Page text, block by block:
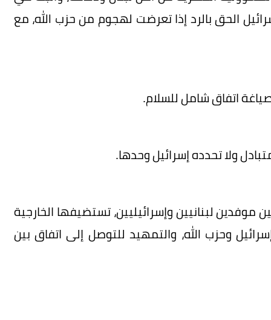
الحق بالرد إذا تعرضت لهجوم من حزب الله، مع
اتفاق شامل للسلام.
ولا تحدده إسرائيل وحدها.
لبنانيين وإسرائيليين، تستضيفها الخارجية
وحزب الله، والتمهيد للتوصل إلى اتفاق بين